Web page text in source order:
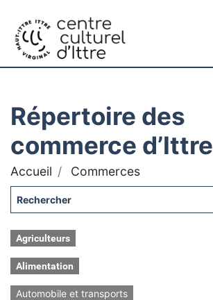
Répertoire des
commerce d’Ittre
Accueil Commerces
Agriculteurs
Alimentation
Automobile et transports